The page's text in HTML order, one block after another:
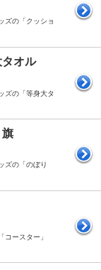
ズの「クッショ
オル
ズの「等身大タ
旗
ズの「のぼり
コースター」